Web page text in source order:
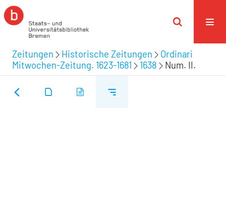
Zeitungen Historische Zeitungen
Ordinari
Mitwochen-Zeitung. 1623-1681
1638 Num. II.